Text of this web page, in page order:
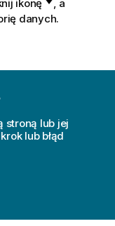
ikonę
, a
danych.
stroną lub jej
lub błąd